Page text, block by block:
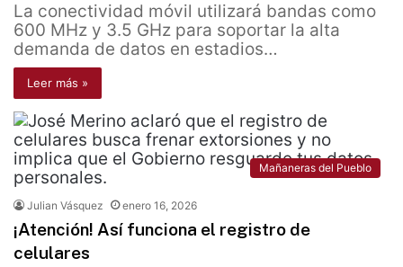
La conectividad móvil utilizará bandas como
600 MHz y 3.5 GHz para soportar la alta
demanda de datos en estadios…
Leer más »
Mañaneras del Pueblo
Julian Vásquez enero 16, 2026
¡Atención! Así funciona el registro de
celulares